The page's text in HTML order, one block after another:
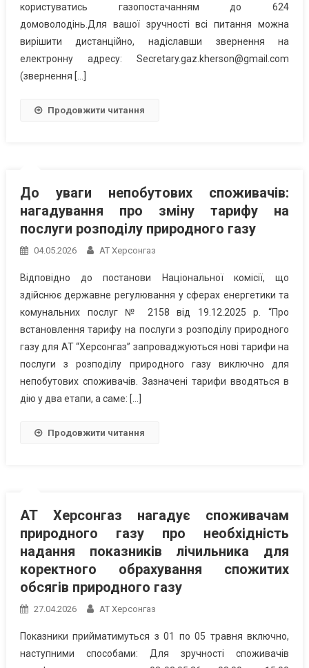
користуватись газопостачанням до 624
домоволодінь.Для вашої зручності всі питання можна
вирішити дистанційно, надіславши звернення на
електронну адресу: Secretary.gaz.kherson@gmail.com
(звернення […]
Продовжити читання
До уваги непобутових споживачів:
нагадування про зміну тарифу на
послуги розподілу природного газу
04.05.2026 АТ Херсонгаз
Відповідно до постанови Національної комісії, що
здійснює державне регулювання у сферах енергетики та
комунальних послуг № 2158 від 19.12.2025 р. “Про
встановлення тарифу на послуги з розподілу природного
газу для АТ “Херсонгаз” запроваджуються нові тарифи на
послуги з розподілу природного газу виключно для
непобутових споживачів. Зазначені тарифи вводяться в
дію у два етапи, а саме: […]
Продовжити читання
АТ Херсонгаз нагадує споживачам
природного газу про необхідність
надання показників лічильника для
коректного обрахування спожитих
обсягів природного газу
27.04.2026 АТ Херсонгаз
Показники прийматимуться з 01 по 05 травня включно,
наступними способами: Для зручності споживачів